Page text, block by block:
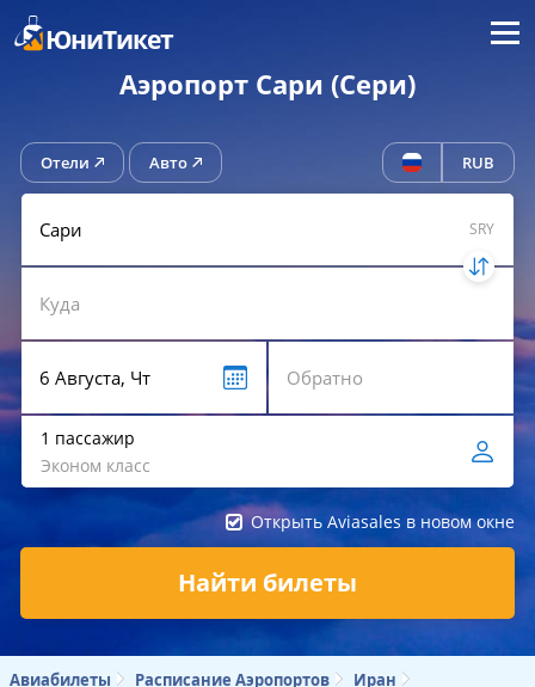
ЮниТикет Меню
Аэропорт Сари (Сери)
Отели Авто RUB
SRY
1 пассажир
Эконом класс
Открыть Aviasales в новом окне
Найти билеты
Авиабилеты Расписание Аэропортов
Иран